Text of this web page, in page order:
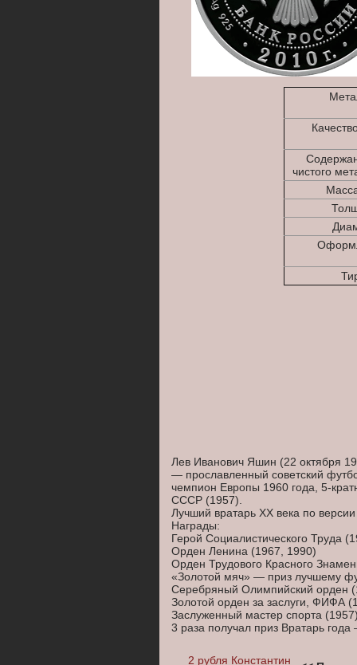
чистого
Лев Иванович Яшин (22 октября
— прославленный советский
чемпион Европы 1960 года, 5-
СССР (1957).
Лучший вратарь XX века по
Награды:
Герой Социалистического Труда
Орден Ленина (1967, 1990)
Орден Трудового Красного
«Золотой мяч» — приз лучшему
Серебряный Олимпийский орден
Золотой орден за заслуги, ФИФА
Заслуженный мастер спорта
3 раза получал приз Вратарь
2 рубля Константин